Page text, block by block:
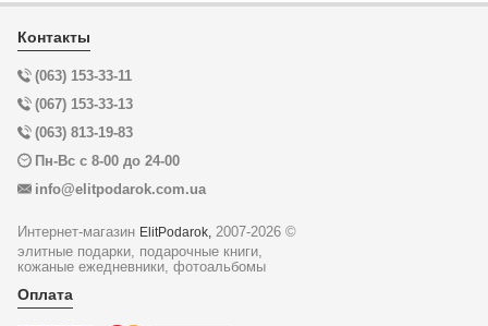
Контакты
(063) 153-33-11
(067) 153-33-13
(063) 813-19-83
Пн-Вс с 8-00 до 24-00
info@elitpodarok.com.ua
Интернет-магазин ElitPodarok, 2007-2026 ©
элитные подарки, подарочные книги,
кожаные ежедневники, фотоальбомы
Оплата